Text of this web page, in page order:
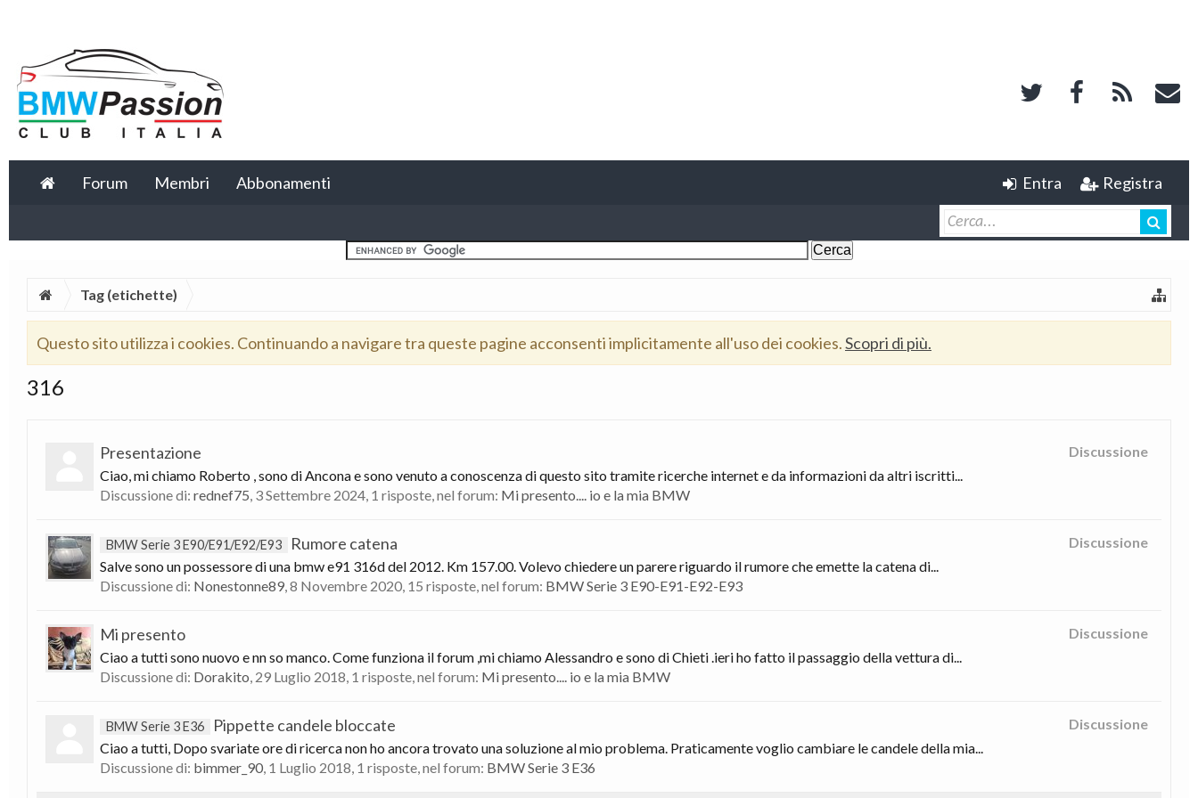
Forum Membri Abbonamenti Entra Registra
Tag (etichette)
Questo sito utilizza i cookies. Continuando a navigare tra queste pagine acconsenti implicitamente all'uso dei cookies.Scopri di più.
316
Discussione
Presentazione
Ciao, mi chiamo Roberto , sono di Ancona e sono venuto a conoscenza di questo sito tramite ricerche internet e da informazioni da altri iscritti...
Discussione di: rednef75, 3 Settembre 2024, 1 risposte, nel forum: Mi presento.... io e la mia BMW
Discussione
BMW Serie 3 E90/E91/E92/E93 Rumore catena
Salve sono un possessore di una bmw e91 316d del 2012. Km 157.00. Volevo chiedere un parere riguardo il rumore che emette la catena di...
Discussione di: Nonestonne89,8 Novembre 2020, 15 risposte, nel forum: BMW Serie 3 E90-E91-E92-E93
Discussione
Mi presento
Ciao a tutti sono nuovo e nn so manco. Come funziona il forum ,mi chiamo Alessandro e sono di Chieti .ieri ho fatto il passaggio della vettura di...
Discussione di: Dorakito, 29 Luglio 2018, 1 risposte, nel forum: Mi presento.... io e la mia BMW
Discussione
BMW Serie 3 E36 Pippette candele bloccate
Ciao a tutti, Dopo svariate ore di ricerca non ho ancora trovato una soluzione al mio problema. Praticamente voglio cambiare le candele della mia...
Discussione di: bimmer_90, 1 Luglio 2018, 1 risposte, nel forum: BMW Serie 3 E36